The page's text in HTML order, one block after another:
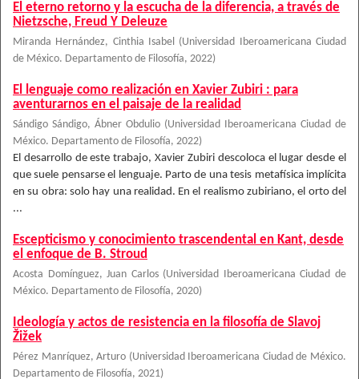
El eterno retorno y la escucha de la diferencia, a través de
Nietzsche, Freud Y Deleuze
Miranda Hernández, Cinthia Isabel (Universidad Iberoamericana Ciudad
de México. Departamento de Filosofía, 2022)
El lenguaje como realización en Xavier Zubiri : para
aventurarnos en el paisaje de la realidad
Sándigo Sándigo, Ábner Obdulio (Universidad Iberoamericana Ciudad de
México. Departamento de Filosofía, 2022)
El desarrollo de este trabajo, Xavier Zubiri descoloca el lugar desde el
que suele pensarse el lenguaje. Parto de una tesis metafísica implícita
en su obra: solo hay una realidad. En el realismo zubiriano, el orto del
...
Escepticismo y conocimiento trascendental en Kant, desde
el enfoque de B. Stroud
Acosta Domínguez, Juan Carlos (Universidad Iberoamericana Ciudad de
México. Departamento de Filosofía, 2020)
Ideología y actos de resistencia en la filosofía de Slavoj
Žižek
Pérez Manríquez, Arturo (Universidad Iberoamericana Ciudad de México.
Departamento de Filosofía, 2021)